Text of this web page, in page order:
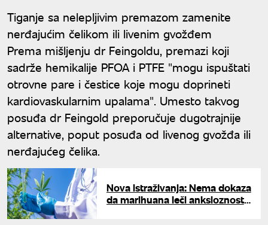
Tiganje sa nelepljivim premazom zamenite
nerđajućim čelikom ili livenim gvožđem
Prema mišljenju dr Feingoldu, premazi koji
sadrže hemikalije PFOA i PTFE "mogu ispuštati
otrovne pare i čestice koje mogu doprineti
kardiovaskularnim upalama". Umesto takvog
posuđa dr Feingold preporučuje dugotrajnije
alternative, poput posuđa od livenog gvožđa ili
nerđajućeg čelika.
Nova istraživanja: Nema dokaza
da marihuana leči anksioznost i